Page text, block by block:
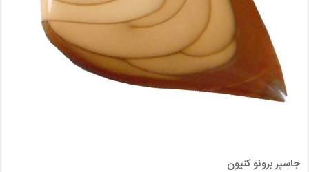
جاسپر برونو کنیون